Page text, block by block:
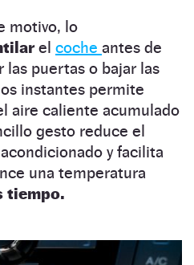
motivo, lo
el coche antes de
las puertas o bajar las
instantes permite
aire caliente acumulado
gesto reduce el
y facilita
una temperatura
tiempo.